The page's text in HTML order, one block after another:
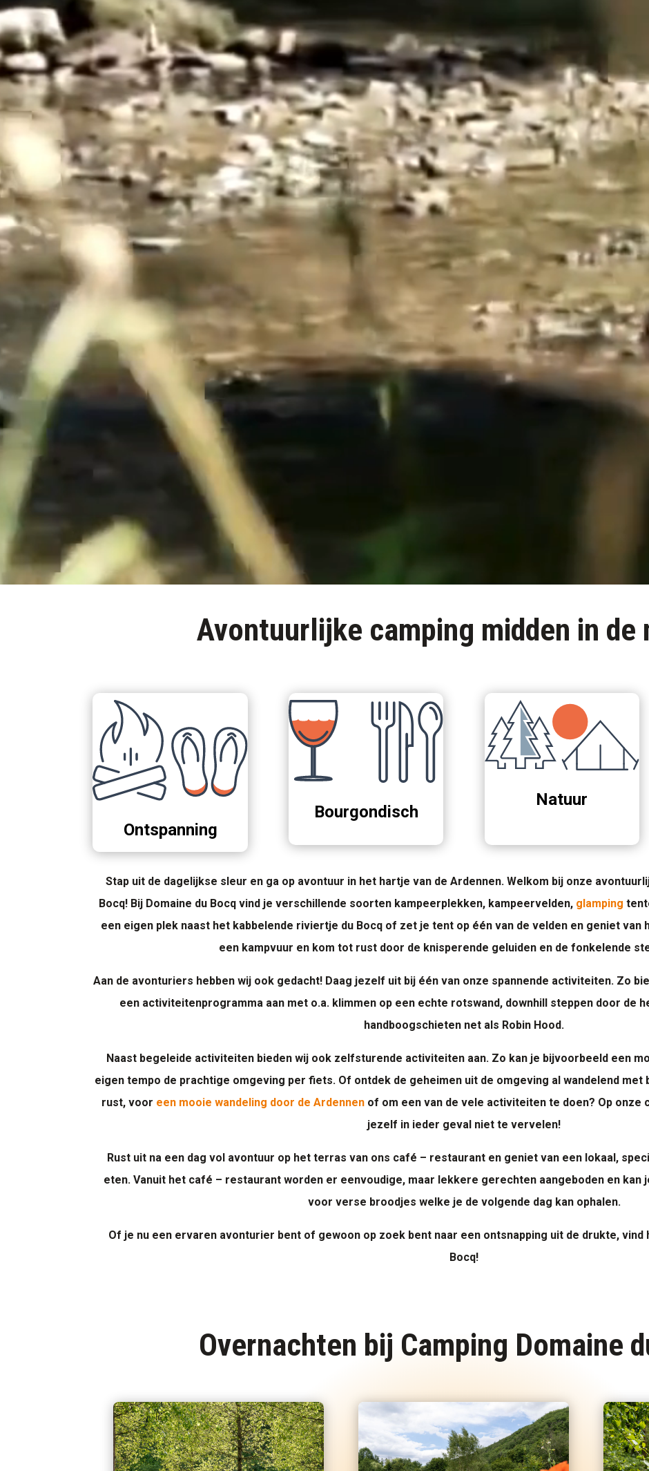
Avontuurlijke camping midden in de
Ontspanning
Bourgondisch
Natuur
Stap uit de dagelijkse sleur en ga op avontuur in het hartje van de Ardennen. Welkom bij onze
Bocq! Bij Domaine du Bocq vind je verschillende soorten kampeerplekken, kampeervelden, glamping
een eigen plek naast het kabbelende riviertje du Bocq of zet je tent op één van de velden en geniet van
een kampvuur en kom tot rust door de knisperende geluiden en de fonkelende
Aan de avonturiers hebben wij ook gedacht! Daag jezelf uit bij één van onze spannende activiteiten. Zo
een activiteitenprogramma aan met o.a. klimmen op een echte rotswand, downhill steppen door de
handboogschieten net als Robin Hood.
Naast begeleide activiteiten bieden wij ook zelfsturende activiteiten aan. Zo kan je bijvoorbeeld een
eigen tempo de prachtige omgeving per fiets. Of ontdek de geheimen uit de omgeving al wandelend met
rust, voor een mooie wandeling door de Ardennenof om een van de vele activiteiten te doen? Op onze
jezelf in ieder geval niet te vervelen!
Rust uit na een dag vol avontuur op het terras van ons café – restaurant en geniet van een lokaal,
eten. Vanuit het café – restaurant worden er eenvoudige, maar lekkere gerechten aangeboden en kan
voor verse broodjes welke je de volgende dag kan ophalen.
Of je nu een ervaren avonturier bent of gewoon op zoek bent naar een ontsnapping uit de drukte, vind
Bocq!
Overnachten bij Camping Domaine